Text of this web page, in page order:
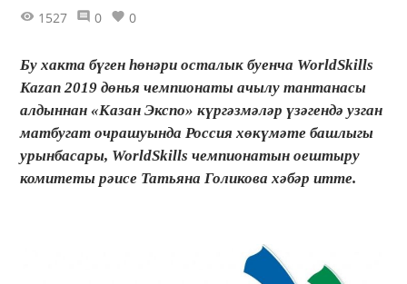
1527 0 0
Бу хакта бүген һөнәри осталык буенча WorldSkills
Kazan 2019 дөнья чемпионаты ачылу тантанасы
алдыннан «Казан Экспо» күргәзмәләр үзәгендә узган
матбугат очрашуында Россия хөкүмәте башлыгы
урынбасары, WorldSkills чемпионатын оештыру
комитеты рәисе Татьяна Голикова хәбәр итте.